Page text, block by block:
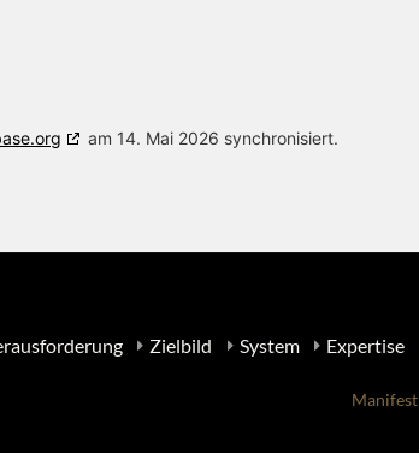
am 14. Mai 2026 synchronisiert.
Zielbild System Expertise
Manifest